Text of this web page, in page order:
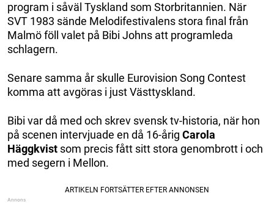
program i såväl Tyskland som Storbritannien. När
SVT 1983 sände Melodifestivalens stora final från
Malmö föll valet på Bibi Johns att programleda
schlagern.
Senare samma år skulle Eurovision Song Contest
komma att avgöras i just Västtyskland.
Bibi var då med och skrev svensk tv-historia, när hon
på scenen intervjuade en då 16-årig Carola
Häggkvist som precis fått sitt stora genombrott i och
med segern i Mellon.